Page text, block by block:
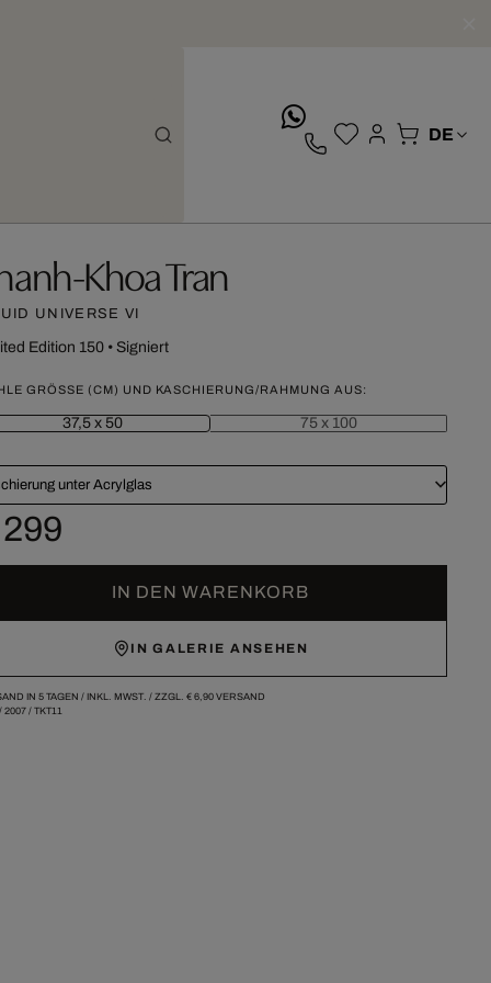
Khoa Tran
UNIVERSE VI
Edition 150• Signiert
GRÖSSE (CM) UND KASCHIERUNG/RAHMUNG AUS:
37,5 x 50 75 x 100
unter Acrylglas
IN DEN WARENKORB
IN GALERIE ANSEHEN
IN 5 TAGEN / INKL. MWST. / ZZGL. € 6,90VERSAND
2007/ TKT11